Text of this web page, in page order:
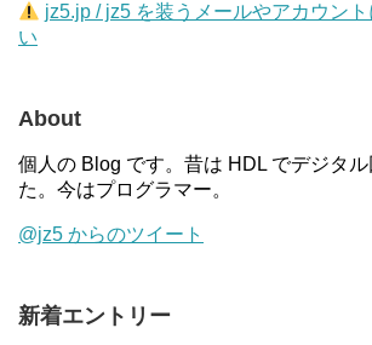
jz5.jp / jz5 を装うメールやアカウン
い
About
個人の Blog です。昔は HDL でデジタ
た。今はプログラマー。
@jz5 からのツイート
新着エントリー